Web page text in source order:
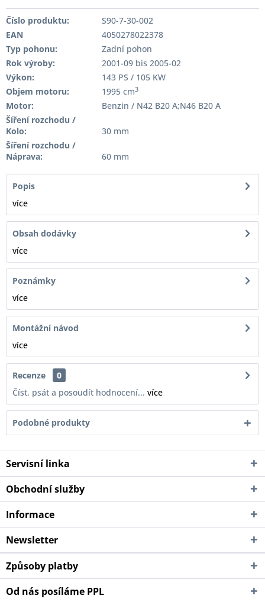
Číslo produktu:
S90-7-30-002
EAN
4050278022378
Typ pohonu:
Zadní pohon
Rok výroby:
2001-09 bis 2005-02
Výkon:
143 PS / 105 KW
Objem motoru:
1995 cm3
Motor:
Benzin / N42 B20 A;N46 B20 A
Šíření rozchodu /
Kolo:
30 mm
Šíření rozchodu /
Náprava:
60 mm
Popis
více
Obsah dodávky
více
Poznámky
více
Montážní návod
více
Recenze
0
Číst, psát a posoudít hodnocení... více
Podobné produkty
Servisní linka
Obchodní služby
Informace
Newsletter
Způsoby platby
Od nás posíláme PPL